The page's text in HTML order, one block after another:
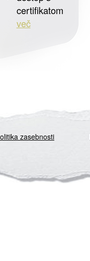
certifikatom
več
zasebnosti